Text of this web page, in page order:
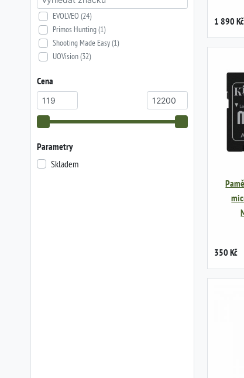
1 890 Kč
350 Kč
EVOLVEO (24)
Primos Hunting (1)
Shooting Made Easy (1)
UOVision (32)
Cena
Parametry
Skladem